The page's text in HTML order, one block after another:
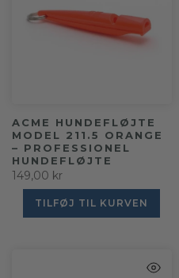
ACME HUNDEFLØJTE
MODEL 211.5 ORANGE
– PROFESSIONEL
HUNDEFLØJTE
149,00 kr
TILFØJ TIL KURVEN